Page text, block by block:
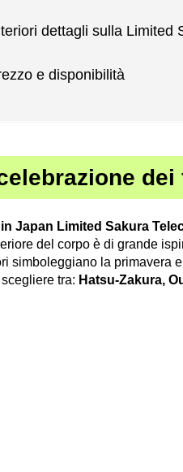
dettagli sulla Limited
e disponibilità
in Japan Limited Sakura
del corpo è di grande
simboleggiano la primavera
tra: Hatsu-Zakura,